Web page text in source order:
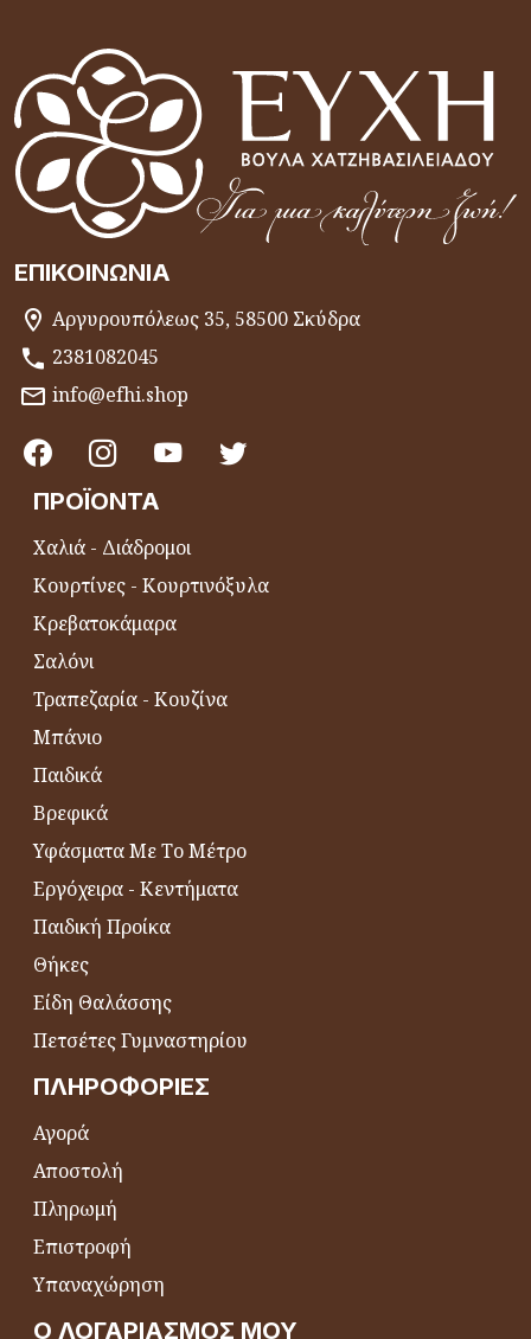
ΕΠΙΚΟΙΝΩΝΊΑ
Αργυρουπόλεως 35, 58500 Σκύδρα
2381082045
info@efhi.shop
ΠΡΟΪΌΝΤΑ
Χαλιά - Διάδρομοι
Κουρτίνες - Κουρτινόξυλα
Κρεβατοκάμαρα
Σαλόνι
Τραπεζαρία - Κουζίνα
Μπάνιο
Παιδικά
Βρεφικά
Υφάσματα Με Το Μέτρο
Εργόχειρα - Κεντήματα
Παιδική Προίκα
Θήκες
Είδη Θαλάσσης
Πετσέτες Γυμναστηρίου
ΠΛΗΡΟΦΟΡΊΕΣ
Αγορά
Αποστολή
Πληρωμή
Επιστροφή
Υπαναχώρηση
Ο ΛΟΓΑΡΙΑΣΜΌΣ ΜΟΥ